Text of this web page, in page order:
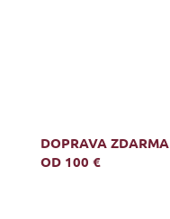
DOPRAVA ZDARMA
OD 100 €